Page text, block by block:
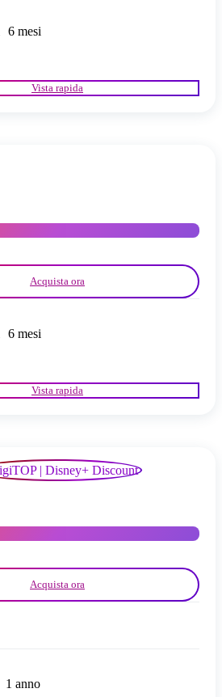
6 mesi
Vista rapida
Acquista ora
6 mesi
Vista rapida
Acquista ora
1 anno